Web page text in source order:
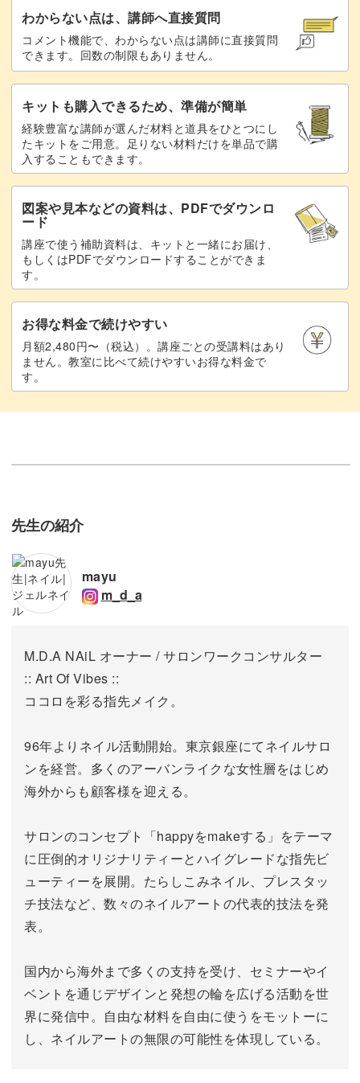
アレンジ例 57:00
完成♪ 60:33
わからない点は、講師へ直接質問
コメント機能で、わからない点は講師に直接質問
できます。回数の制限もありません。
キットも購入できるため、準備が簡単
経験豊富な講師が選んだ材料と道具をひとつにし
たキットをご用意。足りない材料だけを単品で購
入することもできます。
図案や見本などの資料は、PDFでダウンロ
ード
講座で使う補助資料は、キットと一緒にお届け、
もしくはPDFでダウンロードすることができま
す。
お得な料金で続けやすい
月額2,480円〜（税込）。講座ごとの受講料はあり
ません。教室に比べて続けやすいお得な料金で
す。
先生の紹介
mayu
m_d_a
M.D.A NAiL オーナー / サロンワークコンサルター
:: Art Of Vibes ::
ココロを彩る指先メイク。
96年よりネイル活動開始。東京銀座にてネイルサロ
ンを経営。 多くのアーバンライクな女性層をはじめ
海外からも顧客様を迎える。
サロンのコンセプト「happyをmakeする」をテーマ
に圧倒的オリジナリティーとハイグレードな指先ビ
ューティーを展開。 たらしこみネイル、プレスタッ
チ技法など、数々のネイルアートの代表的技法を発
表。
国内から海外まで多くの支持を受け、セミナーやイ
ベントを通じデザインと発想の輪を広げる活動を世
界に発信中。 自由な材料を自由に使うをモットーに
し、ネイルアートの無限の可能性を体現している。